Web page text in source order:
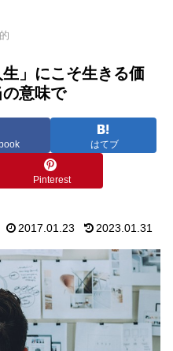
生」にこそ生きる価
意味で
はてブ
Pinterest
2017.01.23 2023.01.31